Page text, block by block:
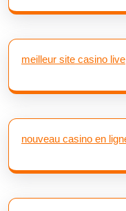
meilleur site casino live
nouveau casino en